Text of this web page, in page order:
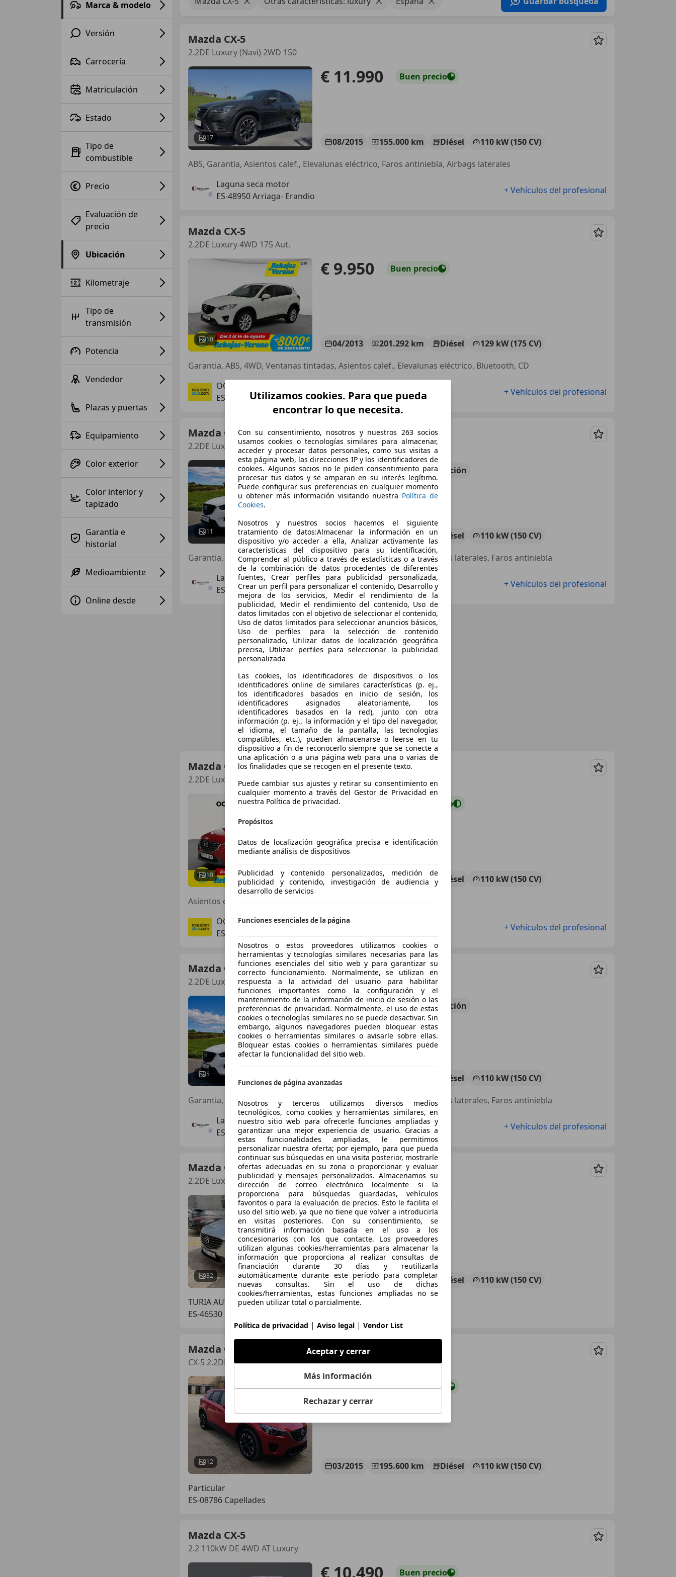
Marca & modelo
Versión
Carrocería
Matriculación
Estado
Tipo de
combustible
Precio
Evaluación de
precio
Ubicación
Kilometraje
Tipo de
transmisión
Potencia
Vendedor
Plazas y puertas
Equipamiento
Color exterior
Color interior y
tapizado
Garantía e
historial
Medioambiente
Online desde
Mazda CX-5
2.2DE Luxury (Navi) 2WD 150
Guardar
17
€ 11.990 Buen precio
08/2015 155.000 km Diésel
110 kW (150 CV)
ABS, Garantia, Asientos calef., Elevalunas eléctrico, Faros antiniebla, Airbags laterales
Laguna seca motor
ES-48950 Arriaga- Erandio
+ Vehículos del profesional
Mazda CX-5
2.2DE Luxury 4WD 175 Aut.
Guardar
10
€ 9.950 Buen precio
04/2013 201.292 km Diésel
129 kW (175 CV)
Garantia, ABS, 4WD, Ventanas tintadas, Asientos calef., Elevalunas eléctrico, Bluetooth, CD
OCASIONPLUS OVIEDO
ES-33199 MERES
+ Vehículos del profesional
Mazda CX-5
2.2DE Luxury (Navi) 2WD 150
Guardar
11
€ 11.490 Sincomparación
11/2015 190.000 km Diésel
110 kW (150 CV)
Garantia, Asientos calef., ABS, Elevalunas eléctrico, Bluetooth, Airbags laterales, Faros antiniebla
Laguna seca motor
ES-48950 Arriaga- Erandio
+ Vehículos del profesional
Mazda CX-5
2.2DE Luxury (Navi) 2WD 150
Guardar
10
€ 12.590 justo
03/2016 157.495 km Diésel
110 kW (150 CV)
Asientos calef., ABS, Ordenador, Faros antiniebla
OCASIONPLUS SEVILLA CENTRO
ES-41007 Sevilla
+ Vehículos del profesional
Mazda CX-5
2.2DE Luxury (Navi) 2WD 150
Guardar
5
€ 11.490 Sincomparación
08/2015 Diésel
110 kW (150 CV)
Garantia, Asientos calef., ABS, Elevalunas eléctrico, Bluetooth, Airbags laterales, Faros antiniebla
Laguna seca motor
ES-48950 Arriaga- Erandio
+ Vehículos del profesional
Mazda CX-5
2.2DE Luxury (Navi) 2WD 150
Guardar
32
€ 8.498 Súper oferta
08/2016 237.000 km Diésel
110 kW (150 CV)
TURIA AUTO GARAGE
ES-46530 PUZOL
Mazda CX-5
CX-5 2.2DE Luxury (Navi) 2WD 150 Luxury (Navi)
Guardar
12
€ 10.000 Buenprecio
03/2015 195.600 km Diésel
110 kW (150 CV)
Particular
ES-08786 Capellades
Mazda CX-5
2.2 110kW DE 4WD AT Luxury
Guardar
€ 10.490 Buen precio
Utilizamos cookies. Para que pueda
encontrar lo que necesita.
Con su consentimiento, nosotros y nuestros 263 socios
usamos cookies o tecnologías similares para almacenar,
acceder y procesar datos personales, como sus visitas a
esta página web, las direcciones IP y los identificadores de
cookies. Algunos socios no le piden consentimiento para
procesar tus datos y se amparan en su interés legítimo.
Puede configurar sus preferencias en cualquier momento
u obtener más información visitando nuestra Política de
Cookies.
Nosotros y nuestros socios hacemos el siguiente
tratamiento de datos:Almacenar la información en un
dispositivo y/o acceder a ella, Analizar activamente las
características del dispositivo para su identificación,
Comprender al público a través de estadísticas o a través
de la combinación de datos procedentes de diferentes
fuentes, Crear perfiles para publicidad personalizada,
Crear un perfil para personalizar el contenido, Desarrollo y
mejora de los servicios, Medir el rendimiento de la
publicidad, Medir el rendimiento del contenido, Uso de
datos limitados con el objetivo de seleccionar el contenido,
Uso de datos limitados para seleccionar anuncios básicos,
Uso de perfiles para la selección de contenido
personalizado, Utilizar datos de localización geográfica
precisa, Utilizar perfiles para seleccionar la publicidad
personalizada
Las cookies, los identificadores de dispositivos o los
identificadores online de similares características (p. ej.,
los identificadores basados en inicio de sesión, los
identificadores asignados aleatoriamente, los
identificadores basados en la red), junto con otra
información (p. ej., la información y el tipo del navegador,
el idioma, el tamaño de la pantalla, las tecnologías
compatibles, etc.), pueden almacenarse o leerse en tu
dispositivo a fin de reconocerlo siempre que se conecte a
una aplicación o a una página web para una o varias de
los finalidades que se recogen en el presente texto.
Puede cambiar sus ajustes y retirar su consentimiento en
cualquier momento a través del Gestor de Privacidad en
nuestra Política de privacidad.
Propósitos
Datos de localización geográfica precisa e identificación
mediante análisis de dispositivos
Publicidad y contenido personalizados, medición de
publicidad y contenido, investigación de audiencia y
desarrollo de servicios
Funciones esenciales de la página
Nosotros o estos proveedores utilizamos cookies o
herramientas y tecnologías similares necesarias para las
funciones esenciales del sitio web y para garantizar su
correcto funcionamiento. Normalmente, se utilizan en
respuesta a la actividad del usuario para habilitar
funciones importantes como la configuración y el
mantenimiento de la información de inicio de sesión o las
preferencias de privacidad. Normalmente, el uso de estas
cookies o tecnologías similares no se puede desactivar. Sin
embargo, algunos navegadores pueden bloquear estas
cookies o herramientas similares o avisarle sobre ellas.
Bloquear estas cookies o herramientas similares puede
afectar la funcionalidad del sitio web.
Funciones de página avanzadas
Nosotros y terceros utilizamos diversos medios
tecnológicos, como cookies y herramientas similares, en
nuestro sitio web para ofrecerle funciones ampliadas y
garantizar una mejor experiencia de usuario. Gracias a
estas funcionalidades ampliadas, le permitimos
personalizar nuestra oferta; por ejemplo, para que pueda
continuar sus búsquedas en una visita posterior, mostrarle
ofertas adecuadas en su zona o proporcionar y evaluar
publicidad y mensajes personalizados. Almacenamos su
dirección de correo electrónico localmente si la
proporciona para búsquedas guardadas, vehículos
favoritos o para la evaluación de precios. Esto le facilita el
uso del sitio web, ya que no tiene que volver a introducirla
en visitas posteriores. Con su consentimiento, se
transmitirá información basada en el uso a los
concesionarios con los que contacte. Los proveedores
utilizan algunas cookies/herramientas para almacenar la
información que proporciona al realizar consultas de
financiación durante 30 días y reutilizarla
automáticamente durante este periodo para completar
nuevas consultas. Sin el uso de dichas
cookies/herramientas, estas funciones ampliadas no se
pueden utilizar total o parcialmente.
Política de privacidad | Aviso legal | Vendor List
Aceptar y cerrar
Más información
Rechazar y cerrar